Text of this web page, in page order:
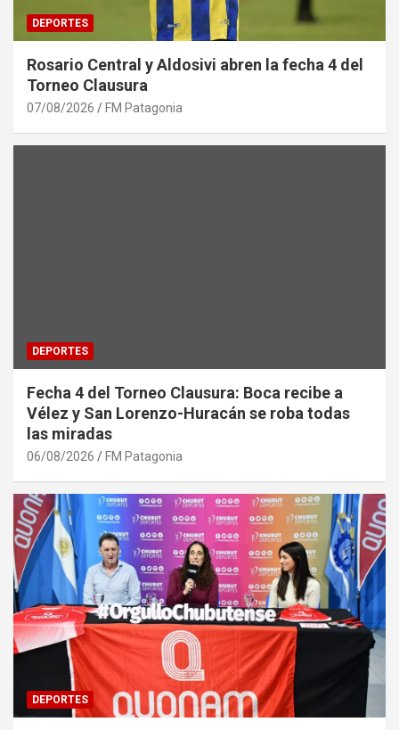
DEPORTES
Rosario Central y Aldosivi abren la fecha 4 del
Torneo Clausura
07/08/2026 FM Patagonia
DEPORTES
Fecha 4 del Torneo Clausura: Boca recibe a
Vélez y San Lorenzo-Huracán se roba todas
las miradas
06/08/2026 FM Patagonia
DEPORTES